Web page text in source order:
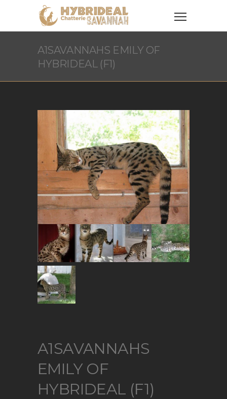
A1SAVANNAHS EMILY OF
HYBRIDEAL (F1)
A1SAVANNAHS
EMILY OF
HYBRIDEAL (F1)